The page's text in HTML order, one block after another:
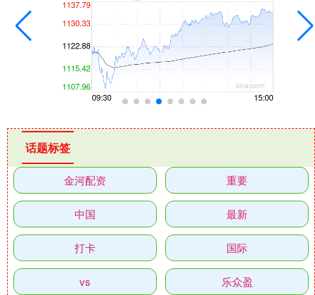
话题标签
金河配资 重要
中国 最新
打卡 国际
vs 乐众盈